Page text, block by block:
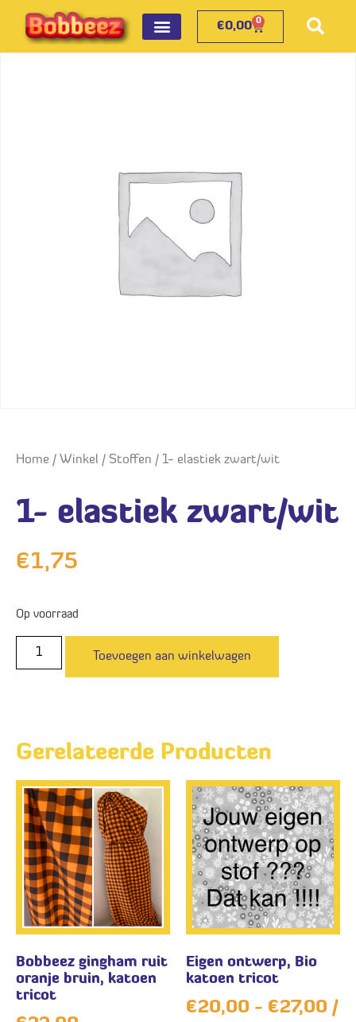
€0,00 0
Home / Winkel / Stoffen / 1- elastiek zwart/wit
1- elastiek zwart/wit
€1,75
Op voorraad
Toevoegen aan winkelwagen
Gerelateerde Producten
Bobbeez gingham ruit
oranje bruin, katoen
tricot
Eigen ontwerp, Bio
katoen tricot
€20,00 - €27,00 /